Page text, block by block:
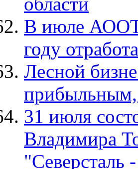
В июле АООТ
году
Лесной
прибыльным,
31 июля
Владимира
"Северсталь